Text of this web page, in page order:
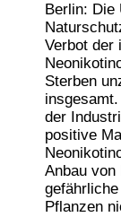
Berlin: Die
Verbot der
Sterben
der
positive
Anbau von
Pflanzen